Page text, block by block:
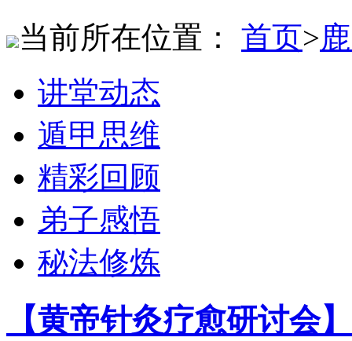
当前所在位置： 首页>
讲堂动态
遁甲思维
精彩回顾
弟子感悟
秘法修炼
【黄帝针灸疗愈研讨会